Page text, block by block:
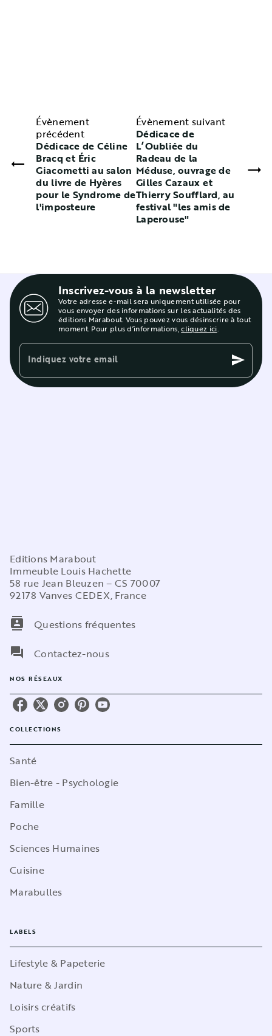
Évènement
précédent
Dédicace de Céline
Bracq et Éric
Giacometti au salon
du livre de Hyères
pour le Syndrome de
l'imposteure
Évènement suivant
Dédicace de
L’Oubliée du
Radeau de la
Méduse, ouvrage de
Gilles Cazaux et
Thierry Soufflard, au
festival "les amis de
Laperouse"
Inscrivez-vous à la newsletter
Votre adresse e-mail sera uniquement utilisée pour
vous envoyer des informations sur les actualités des
éditions Marabout. Vous pouvez vous désinscrire à tout
moment. Pour plus d’informations,cliquez ici
Indiquez votre email send
Editions Marabout
Immeuble Louis Hachette
58 rue Jean Bleuzen – CS 70007
92178 Vanves CEDEX, France
contacts
Questions fréquentes
question_answer
Contactez-nous
NOS RÉSEAUX
COLLECTIONS
Santé
Bien-être - Psychologie
Famille
Poche
Sciences Humaines
Cuisine
Marabulles
LABELS
Lifestyle & Papeterie
Nature & Jardin
Loisirs créatifs
Sports